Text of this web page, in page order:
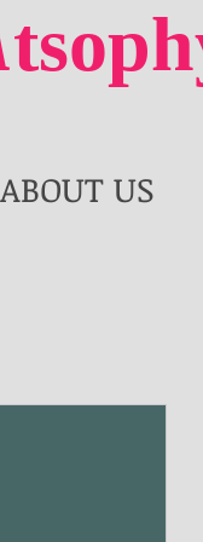
ABOUT US